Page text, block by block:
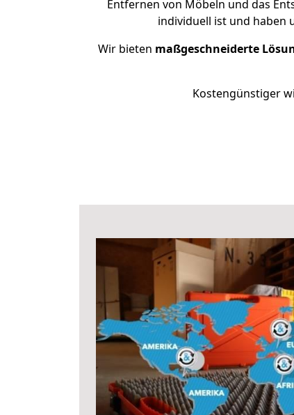
Entfernen von Möbeln und das
individuell ist und haben
Wir bieten maßgeschneiderte
Kostengünstiger